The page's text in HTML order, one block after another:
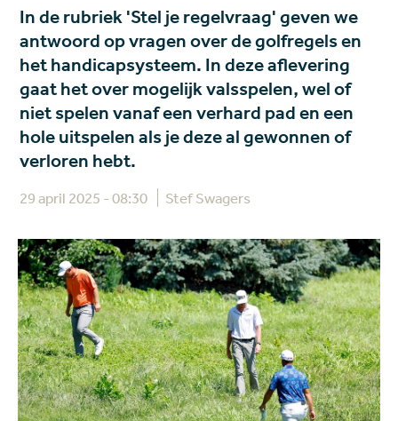
In de rubriek 'Stel je regelvraag' geven we
antwoord op vragen over de golfregels en
het handicapsysteem. In deze aflevering
gaat het over mogelijk valsspelen, wel of
niet spelen vanaf een verhard pad en een
hole uitspelen als je deze al gewonnen of
verloren hebt.
29 april 2025 - 08:30 Stef Swagers